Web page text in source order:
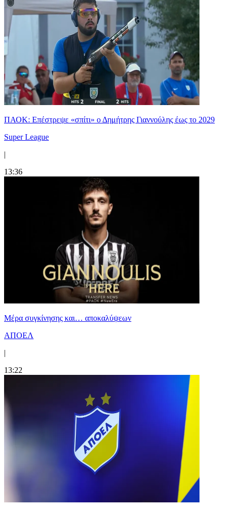
ΠΑΟΚ: Επέστρεψε «σπίτι» ο Δημήτρης Γιαννούλης έως το 2029
Super League
|
13:36
Mέρα συγκίνησης και… αποκαλύψεων
ΑΠΟΕΛ
|
13:22